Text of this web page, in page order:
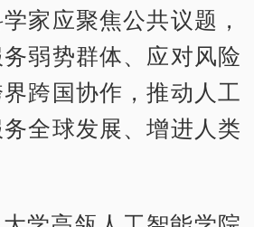
家应聚焦公共议题，
弱势群体、应对风险
跨国协作，推动人工
全球发展、增进人类